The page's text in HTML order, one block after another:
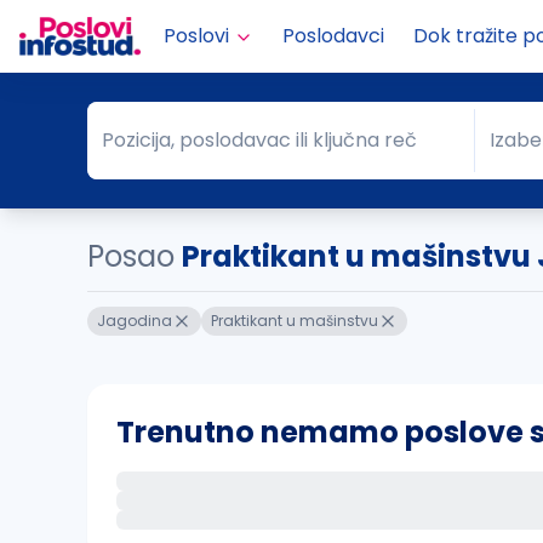
Poslovi Poslodavci Dok tražite
Pozicija, poslodavac ili ključna reč
Pozicija, poslodavac ili ključna reč Grad
Posao Praktikant u mašinstvu
Jagodina Praktikant u mašinstvu
Trenutno nemamo poslove